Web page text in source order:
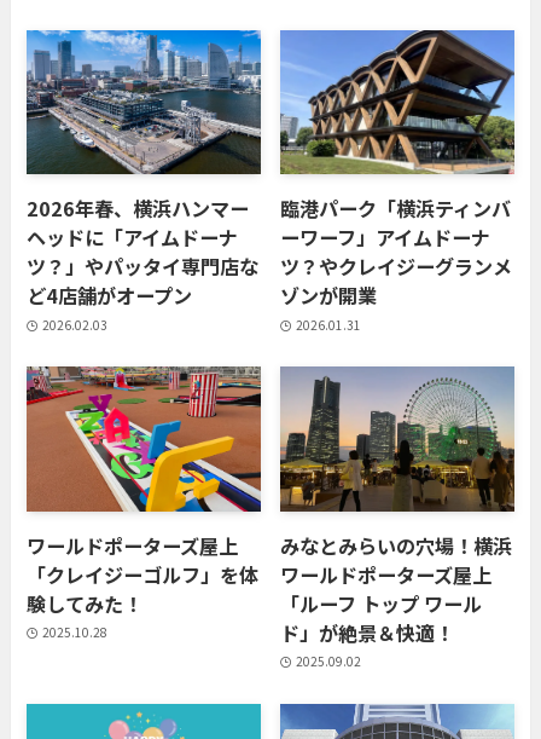
2026年春、横浜ハンマー
ヘッドに「アイムドーナ
ツ？」やパッタイ専門店な
ど4店舗がオープン
2026.02.03
臨港パーク「横浜ティンバ
ーワーフ」アイムドーナ
ツ？やクレイジーグランメ
ゾンが開業
2026.01.31
ワールドポーターズ屋上
「クレイジーゴルフ」を体
験してみた！
2025.10.28
みなとみらいの穴場！横浜
ワールドポーターズ屋上
「ルーフ トップ ワール
ド」が絶景＆快適！
2025.09.02